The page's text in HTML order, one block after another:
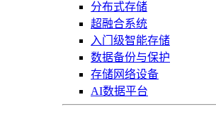
分布式存储
超融合系统
入门级智能存储
数据备份与保护
存储网络设备
AI数据平台